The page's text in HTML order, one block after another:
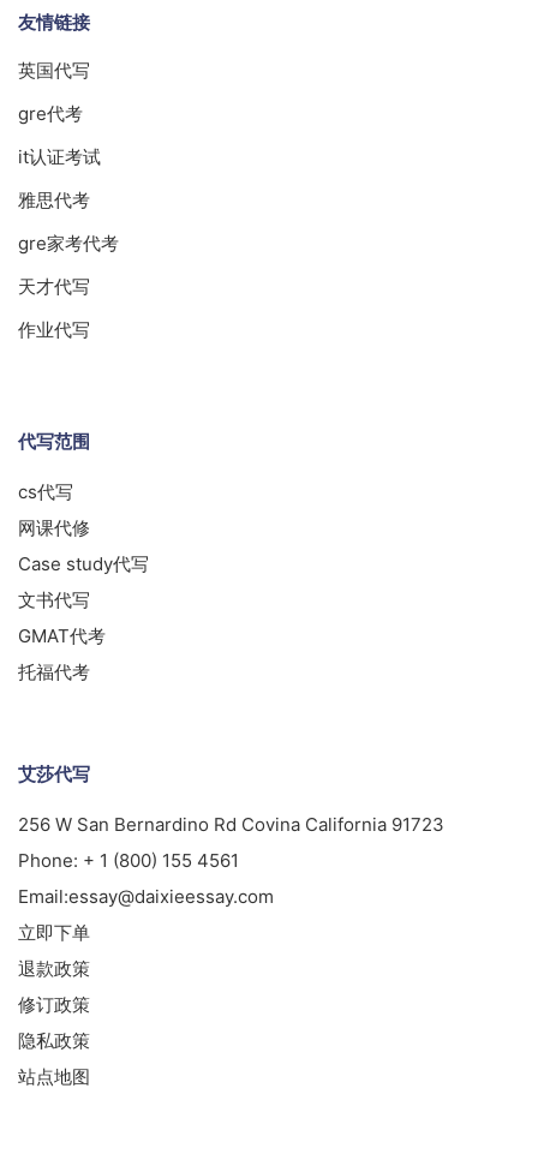
友情链接
英国代写
gre代考
it认证考试
雅思代考
gre家考代考
天才代写
作业代写
代写范围
cs代写
网课代修
Case study代写
文书代写
GMAT代考
托福代考
艾莎代写
256 W San Bernardino Rd Covina California 91723
Phone: + 1 (800) 155 4561
Email:essay@daixieessay.com
立即下单
退款政策
修订政策
隐私政策
站点地图